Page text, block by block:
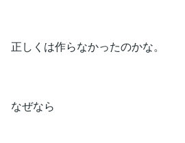
正しくは作らなかったのかな。
なぜなら